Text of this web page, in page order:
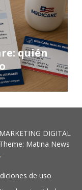
quién
DIGITAL
Theme: Matina News
.
de uso